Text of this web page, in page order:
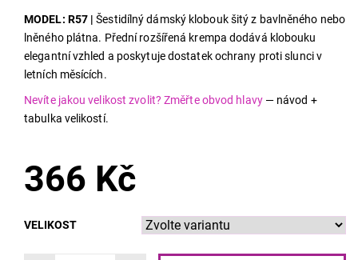
MODEL: R57 | Šestidílný dámský klobouk šitý z bavlněného nebo
lněného plátna. Přední rozšířená krempa dodává klobouku
elegantní vzhled a poskytuje dostatek ochrany proti slunci v
letních měsících.
Nevíte jakou velikost zvolit? Změřte obvod hlavy— návod +
tabulka velikostí.
366 Kč
VELIKOST